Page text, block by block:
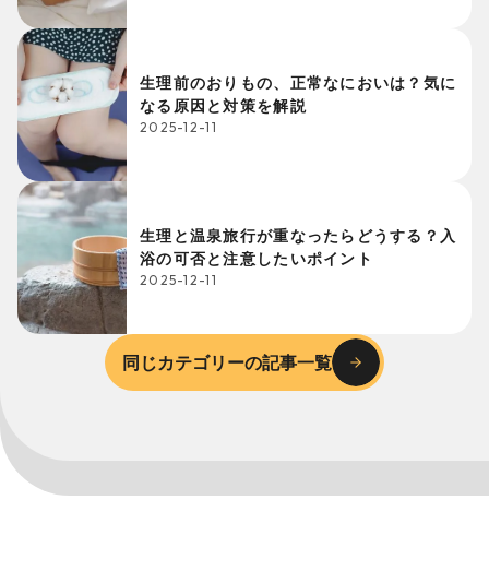
生理前のおりもの、正常なにおいは？気に
なる原因と対策を解説
2025-12-11
生理と温泉旅行が重なったらどうする？入
浴の可否と注意したいポイント
2025-12-11
同じカテゴリーの記事一覧